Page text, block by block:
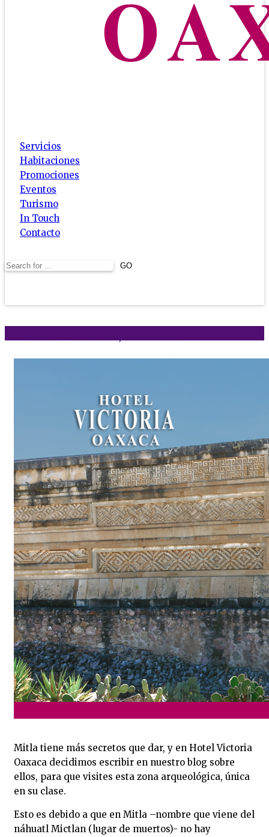
Servicios
Habitaciones
Promociones
Eventos
Turismo
In Touch
Contacto
Mitla tiene más secretos que dar, y en Hotel Victoria
Oaxaca decidimos escribir en nuestro blog sobre
ellos, para que visites esta zona arqueológica, única
en su clase.
Esto es debido a que en Mitla –nombre que viene del
náhuatl Mictlan (lugar de muertos)- no hay